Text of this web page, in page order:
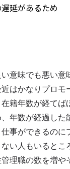
延があるため
意味でも悪い意
はかなりプロモ
籍年数が経てば
年数が経過した
事ができるのに
い人もいるとこ
理職の数を増や